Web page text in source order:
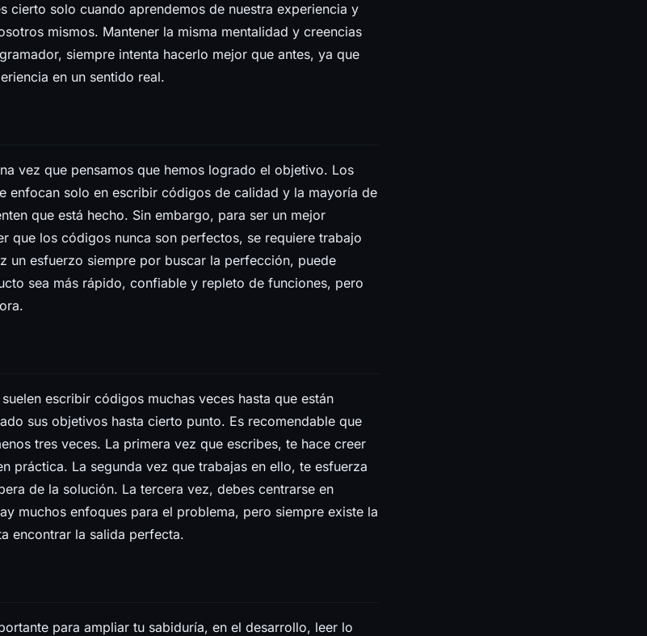
cierto solo cuando aprendemos de nuestra experiencia y
mismos. Mantener la misma mentalidad y creencias
siempre intenta hacerlo mejor que antes, ya que
en un sentido real.
vez que pensamos que hemos logrado el objetivo. Los
enfocan solo en escribir códigos de calidad y la mayoría de
que está hecho. Sin embargo, para ser un mejor
que los códigos nunca son perfectos, se requiere trabajo
un esfuerzo siempre por buscar la perfección, puede
sea más rápido, confiable y repleto de funciones, pero
escribir códigos muchas veces hasta que están
sus objetivos hasta cierto punto. Es recomendable que
tres veces. La primera vez que escribes, te hace creer
práctica. La segunda vez que trabajas en ello, te esfuerza
de la solución. La tercera vez, debes centrarse en
muchos enfoques para el problema, pero siempre existe la
encontrar la salida perfecta.
para ampliar tu sabiduría, en el desarrollo, leer lo